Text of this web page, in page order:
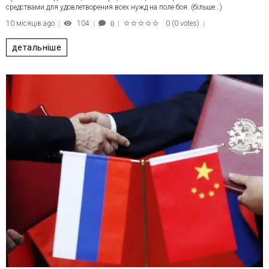
средствами для удовлетворения всех нужд на поле боя. (більше…)
10 місяців ago
104 0 0 (0 votes)
детальніше